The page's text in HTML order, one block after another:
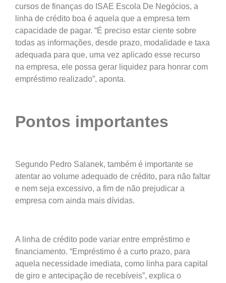
cursos de finanças do ISAE Escola De Negócios, a
linha de crédito boa é aquela que a empresa tem
capacidade de pagar. “É preciso estar ciente sobre
todas as informações, desde prazo, modalidade e taxa
adequada para que, uma vez aplicado esse recurso
na empresa, ele possa gerar liquidez para honrar com
empréstimo realizado”, aponta.
Pontos importantes
Segundo Pedro Salanek, também é importante se
atentar ao volume adequado de crédito, para não faltar
e nem seja excessivo, a fim de não prejudicar a
empresa com ainda mais dívidas.
A linha de crédito pode variar entre empréstimo e
financiamento. “Empréstimo é a curto prazo, para
aquela necessidade imediata, como linha para capital
de giro e antecipação de recebíveis”, explica o